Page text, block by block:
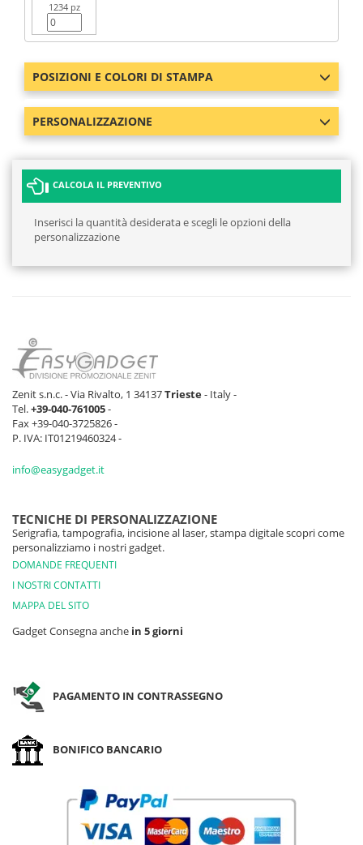
1234 pz
POSIZIONI E COLORI DI STAMPA
PERSONALIZZAZIONE
CALCOLA IL PREVENTIVO
Inserisci la quantità desiderata e scegli le opzioni della
personalizzazione
Zenit s.n.c. - Via Rivalto, 1 34137Trieste- Italy -
Tel.+39-040-761005-
Fax +39-040-3725826 -
P. IVA: IT01219460324 -
info@easygadget.it
TECNICHE DI PERSONALIZZAZIONE
Serigrafia, tampografia, incisione al laser, stampa digitale scopri come
personalizziamo i nostri gadget.
DOMANDE FREQUENTI
I NOSTRI CONTATTI
MAPPA DEL SITO
Gadget Consegna anche in 5 giorni
PAGAMENTO IN CONTRASSEGNO
BONIFICO BANCARIO